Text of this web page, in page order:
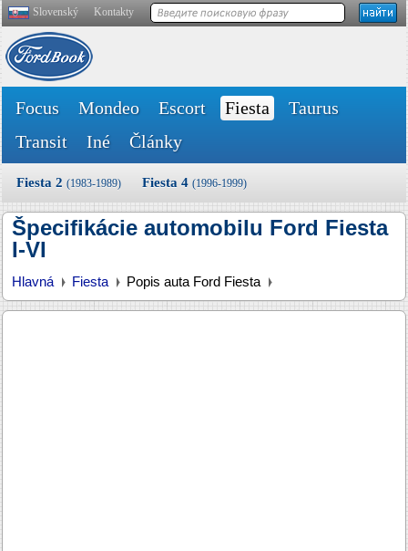
Slovenský Kontakty
Focus Mondeo Escort Fiesta
Taurus
Transit
Iné Články
Fiesta 2 (1983-1989) Fiesta 4 (1996-1999)
Špecifikácie automobilu Ford Fiesta
I-VI
Hlavná Fiesta Popis auta Ford Fiesta